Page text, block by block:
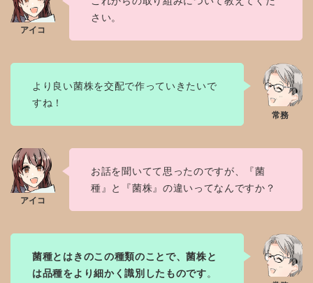
さい。
より良い菌株を交配で作っていきたいで
すね！
お話を聞いてて思ったのですが、『菌
種』と『菌株』の違いってなんですか？
菌種とはきのこの種類のことで、菌株と
は品種をより細かく識別したものです。